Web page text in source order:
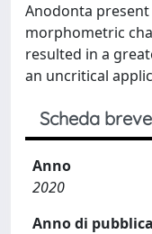
Anodonta
morphometric
resulted in a
an uncritical
Scheda breve
Anno
2020
Anno di